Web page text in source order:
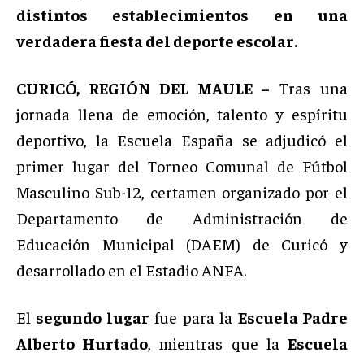
distintos establecimientos en una
verdadera fiesta del deporte escolar.
CURICÓ, REGIÓN DEL MAULE – Tras una
jornada llena de emoción, talento y espíritu
deportivo, la Escuela España se adjudicó el
primer lugar del Torneo Comunal de Fútbol
Masculino Sub-12, certamen organizado por el
Departamento de Administración de
Educación Municipal (DAEM) de Curicó y
desarrollado en el Estadio ANFA.
El segundo lugar fue para la Escuela Padre
Alberto Hurtado, mientras que laEscuela